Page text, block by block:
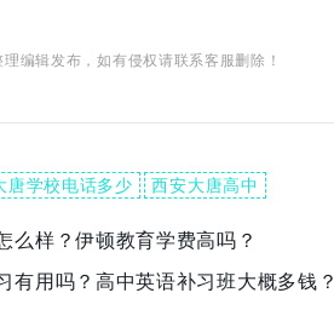
编辑发布，如有侵权请联系客服删除！
唐学校电话多少 西安大唐高中
么样？伊顿教育学费高吗？
有用吗？高中英语补习班大概多钱？